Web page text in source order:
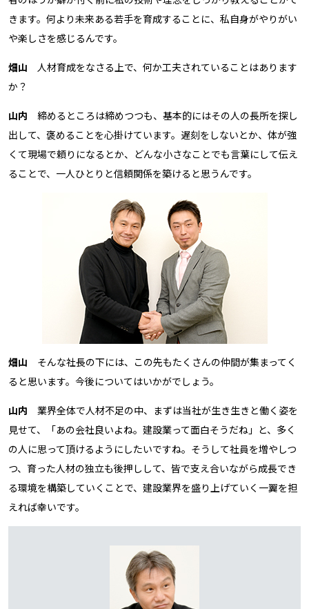
きます。何より未来ある若手を育成することに、私自身がやりがい
や楽しさを感じるんです。
畑山 人材育成をなさる上で、何か工夫されていることはあります
か？
山内 締めるところは締めつつも、基本的にはその人の長所を探し
出して、褒めることを心掛けています。遅刻をしないとか、体が強
くて現場で頼りになるとか、どんな小さなことでも言葉にして伝え
ることで、一人ひとりと信頼関係を築けると思うんです。
畑山 そんな社長の下には、この先もたくさんの仲間が集まってく
ると思います。今後についてはいかがでしょう。
山内 業界全体で人材不足の中、まずは当社が生き生きと働く姿を
見せて、「あの会社良いよね。建設業って面白そうだね」と、多く
の人に思って頂けるようにしたいですね。そうして社員を増やしつ
つ、育った人材の独立も後押しして、皆で支え合いながら成長でき
る環境を構築していくことで、建設業界を盛り上げていく一翼を担
えれば幸いです。